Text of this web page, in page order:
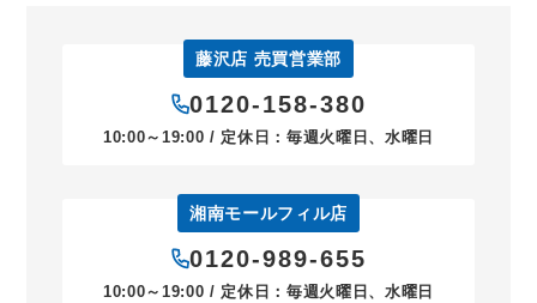
藤沢店 売買営業部
0120-158-380
10:00～19:00 / 定休日：毎週火曜日、水曜日
湘南モールフィル店
0120-989-655
10:00～19:00 / 定休日：毎週火曜日、水曜日